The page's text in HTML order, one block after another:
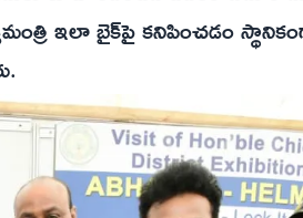
ఇలా బైక్‌పై కనిపించడం